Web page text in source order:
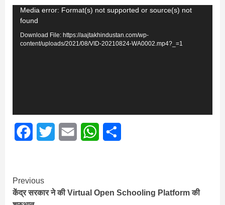
Video
Player
Media error: Format(s) not supported or source(s) not
found
Download File: https://aajtakhindustan.com/wp-
content/uploads/2021/08/VID-20210824-WA0002.mp4?_=1
FacebookTwitter Email WhatsApp
Continue
Reading
Previous
केंद्र सरकार ने की Virtual Open Schooling Platform की